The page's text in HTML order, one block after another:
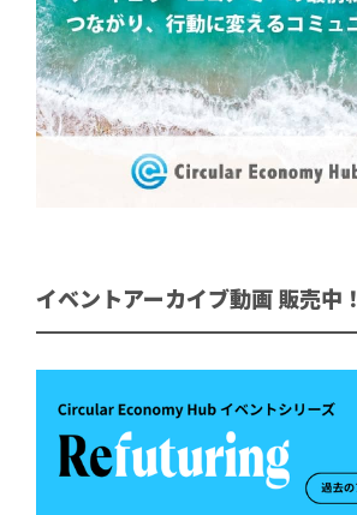
イベントアーカイブ動画 販売中！